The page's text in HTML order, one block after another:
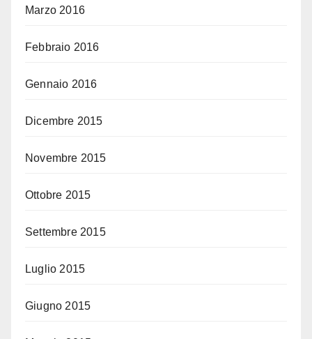
Marzo 2016
Febbraio 2016
Gennaio 2016
Dicembre 2015
Novembre 2015
Ottobre 2015
Settembre 2015
Luglio 2015
Giugno 2015